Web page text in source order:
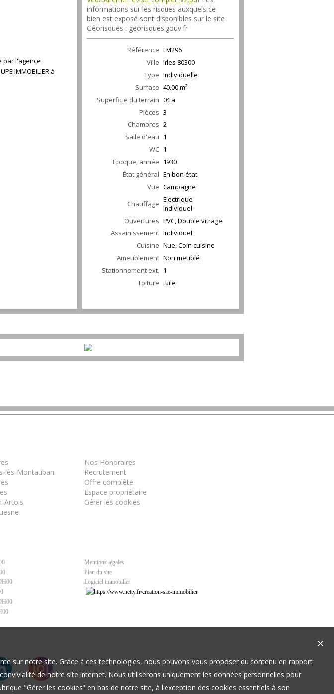
par l'agence
IMMOBILIER à
informations sur les risques auxquels ce
bien est exposé sont disponibles sur le site
Géorisques : georisques.gouv.fr
Référence LM296
Ville Irles 80300
Type Individuelle
Surface 40.00m²
Superficie du terrain 04 a
Pièces 3
Chambres 2
Salle d'eau 1
WC 1
Epoque, année 1930
État général En bon état
Vue Campagne
Chauffage Electrique
Individuel
Ouvertures PVC, Double vitrage
Assainissement Individuel
Cuisine Nue, Coin cuisine
Ameublement Non meublé
Stationnement ext. 1
Toiture tuile
lès-Montauban
Artois
Nos Honoraires
Recrutement
Offre complète
Espace propriétaire
Gérer les cookies
Mentions légales
Plan du site
Logiciel immobilier
✕
sur notre site. Grace à ces technologies, nous pouvons vous proposer du contenu en rapport
de notre site internet. Nous utiliserons uniquement les données personnelles pour
"Gérer les cookies" en bas de notre site, à l'exception des cookies essentiels à son